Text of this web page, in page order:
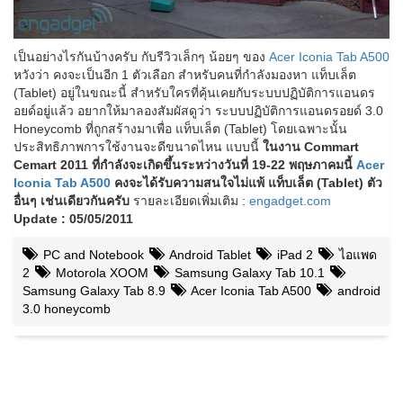
เป็นอย่างไรกันบ้างครับ กับรีวิวเล็กๆ น้อยๆ ของ Acer Iconia Tab A500
หวังว่า คงจะเป็นอีก 1 ตัวเลือก สำหรับคนที่กำลังมองหา แท็บเล็ต
(Tablet) อยู่ในขณะนี้ สำหรับใครที่คุ้นเคยกับระบบปฏิบัติการแอนดร
อยด์อยู่แล้ว อยากให้มาลองสัมผัสดูว่า ระบบปฏิบัติการแอนดรอยด์ 3.0
Honeycomb ที่ถูกสร้างมาเพื่อ แท็บเล็ต (Tablet) โดยเฉพาะนั้น
ประสิทธิภาพการใช้งานจะดีขนาดไหน แบบนี้ ในงาน Commart
Cemart 2011 ที่กำลังจะเกิดขึ้นระหว่างวันที่ 19-22 พฤษภาคมนี้ Acer
Iconia Tab A500 คงจะได้รับความสนใจไม่แพ้ แท็บเล็ต (Tablet) ตัว
อื่นๆ เช่นเดียวกันครับ รายละเอียดเพิ่มเติม : engadget.com
Update : 05/05/2011
PC and Notebook Android Tablet iPad 2
ไอแพด
2
Motorola XOOM
Samsung Galaxy Tab 10.1
Samsung Galaxy Tab 8.9
Acer Iconia Tab A500
android
3.0 honeycomb